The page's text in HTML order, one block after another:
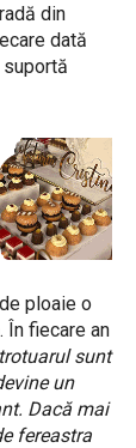
din
dată
suportă
ploaie o
În fiecare an
sunt
un
Dacă mai
fereastra